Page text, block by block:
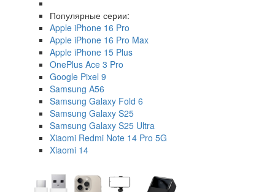
Популярные серии:
Apple iPhone 16 Pro
Apple iPhone 16 Pro Max
Apple iPhone 15 Plus
OnePlus Ace 3 Pro
Google Pixel 9
Samsung A56
Samsung Galaxy Fold 6
Samsung Galaxy S25
Samsung Galaxy S25 Ultra
Xiaomi Redmi Note 14 Pro 5G
Xiaomi 14